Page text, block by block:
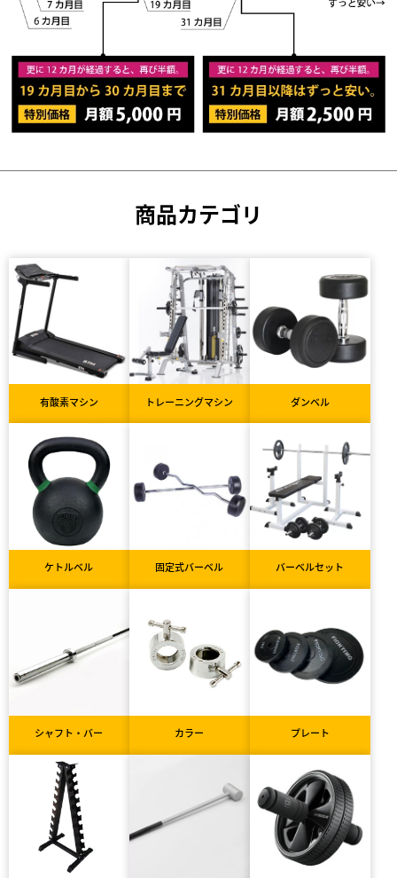
商品カテゴリ
有酸素マシン トレーニングマシン ダンベル
ケトルベル 固定式バーベル バーベルセット
シャフト・バー カラー プレート